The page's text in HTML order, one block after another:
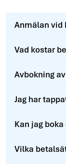
Anmälan vid
Vad kostar
Avbokning
Jag har
Kan jag
Vilka